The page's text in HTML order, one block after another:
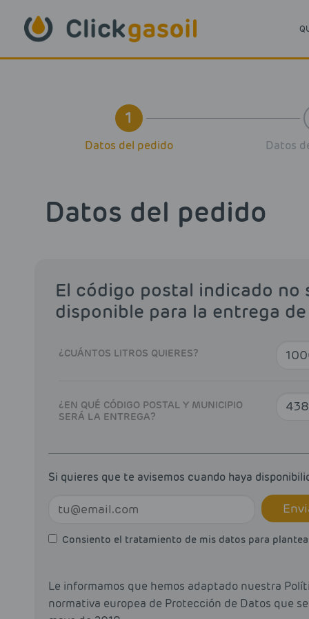
1
Datos del pedido Datos
Datos del pedido
El código postal indicado no
disponible para la entrega
¿CUÁNTOS LITROS QUIERES?
¿EN QUÉ CÓDIGO POSTAL Y MUNICIPIO
SERÁ LA ENTREGA?
Si quieres que te avisemos cuando haya
Consiento el tratamiento de mis datos para
Le informamos que hemos adaptado nuestra
normativa europea de Protección de Datos que